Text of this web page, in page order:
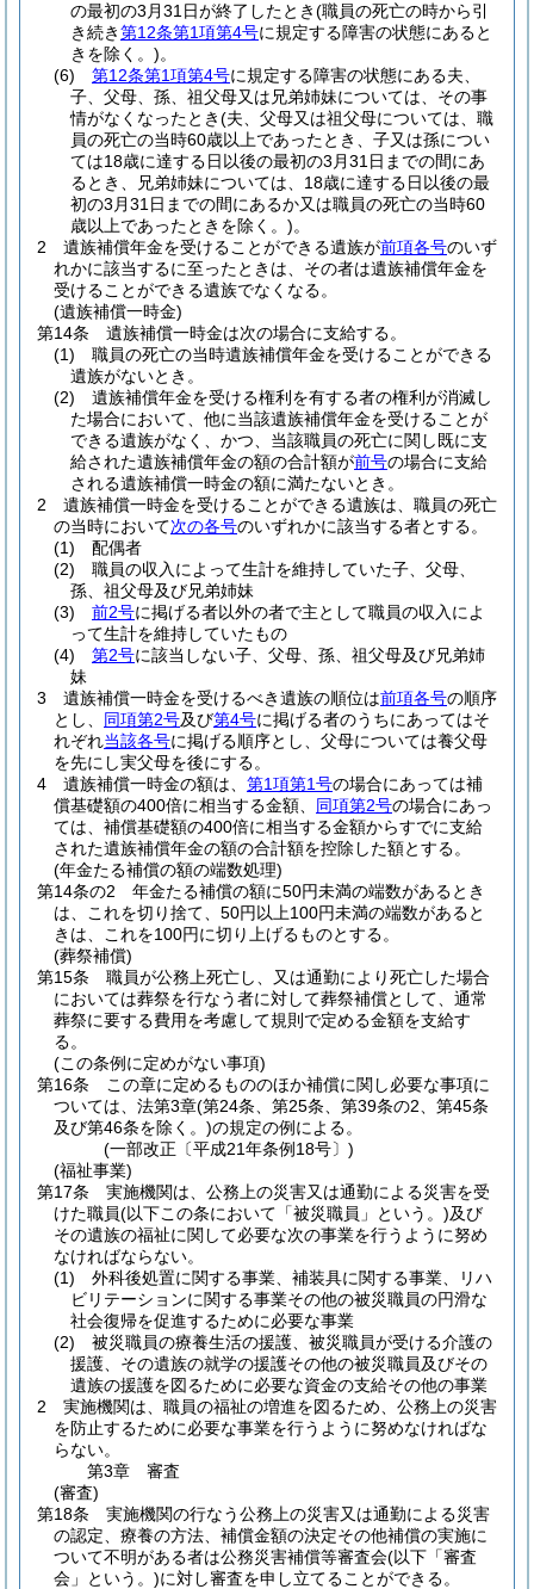
の最初の3月31日が終了したとき(職員の死亡の時から引
き続き第12条第1項第4号に規定する障害の状態にあると
きを除く。)。
(6)
第12条第1項第4号に規定する障害の状態にある夫、
子、父母、孫、祖父母又は兄弟姉妹については、その事
情がなくなったとき(夫、父母又は祖父母については、職
員の死亡の当時60歳以上であったとき、子又は孫につい
ては18歳に達する日以後の最初の3月31日までの間にあ
るとき、兄弟姉妹については、18歳に達する日以後の最
初の3月31日までの間にあるか又は職員の死亡の当時60
歳以上であったときを除く。)。
2
遺族補償年金を受けることができる遺族が前項各号のいず
れかに該当するに至ったときは、その者は遺族補償年金を
受けることができる遺族でなくなる。
(遺族補償一時金)
第14条
遺族補償一時金は次の場合に支給する。
(1)
職員の死亡の当時遺族補償年金を受けることができる
遺族がないとき。
(2)
遺族補償年金を受ける権利を有する者の権利が消滅し
た場合において、他に当該遺族補償年金を受けることが
できる遺族がなく、かつ、当該職員の死亡に関し既に支
給された遺族補償年金の額の合計額が前号の場合に支給
される遺族補償一時金の額に満たないとき。
2
遺族補償一時金を受けることができる遺族は、職員の死亡
の当時において次の各号のいずれかに該当する者とする。
(1)
配偶者
(2)
職員の収入によって生計を維持していた子、父母、
孫、祖父母及び兄弟姉妹
(3)
前2号に掲げる者以外の者で主として職員の収入によ
って生計を維持していたもの
(4)
第2号に該当しない子、父母、孫、祖父母及び兄弟姉
妹
3
遺族補償一時金を受けるべき遺族の順位は前項各号の順序
とし、 同項第2号及び第4号に掲げる者のうちにあってはそ
れぞれ当該各号に掲げる順序とし、父母については養父母
を先にし実父母を後にする。
4
遺族補償一時金の額は、 第1項第1号の場合にあっては補
償基礎額の400倍に相当する金額、 同項第2号の場合にあっ
ては、補償基礎額の400倍に相当する金額からすでに支給
された遺族補償年金の額の合計額を控除した額とする。
(年金たる補償の額の端数処理)
第14条の2
年金たる補償の額に50円未満の端数があるとき
は、これを切り捨て、50円以上100円未満の端数があると
きは、これを100円に切り上げるものとする。
(葬祭補償)
第15条
職員が公務上死亡し、又は通勤により死亡した場合
においては葬祭を行なう者に対して葬祭補償として、通常
葬祭に要する費用を考慮して規則で定める金額を支給す
る。
(この条例に定めがない事項)
第16条
この章に定めるもののほか補償に関し必要な事項に
ついては、法第3章(第24条、第25条、第39条の2、第45条
及び第46条を除く。)の規定の例による。
(一部改正〔平成21年条例18号〕)
(福祉事業)
第17条
実施機関は、公務上の災害又は通勤による災害を受
けた職員(以下この条において「被災職員」という。)及び
その遺族の福祉に関して必要な次の事業を行うように努め
なければならない。
(1)
外科後処置に関する事業、補装具に関する事業、リハ
ビリテーションに関する事業その他の被災職員の円滑な
社会復帰を促進するために必要な事業
(2)
被災職員の療養生活の援護、被災職員が受ける介護の
援護、その遺族の就学の援護その他の被災職員及びその
遺族の援護を図るために必要な資金の支給その他の事業
2
実施機関は、職員の福祉の増進を図るため、公務上の災害
を防止するために必要な事業を行うように努めなければな
らない。
第3章
審査
(審査)
第18条
実施機関の行なう公務上の災害又は通勤による災害
の認定、療養の方法、補償金額の決定その他補償の実施に
ついて不明がある者は公務災害補償等審査会(以下「審査
会」という。)に対し審査を申し立てることができる。